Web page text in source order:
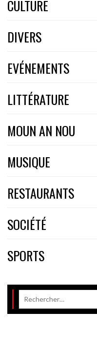
CULTURE
DIVERS
EVÉNEMENTS
LITTÉRATURE
MOUN AN NOU
MUSIQUE
RESTAURANTS
SOCIÉTÉ
SPORTS